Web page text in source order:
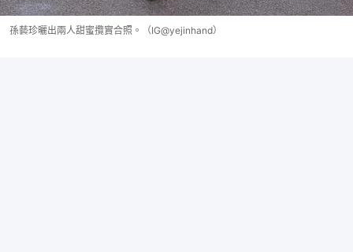
孫藝珍曬出兩人甜蜜攬實合照。（IG@yejinhand）